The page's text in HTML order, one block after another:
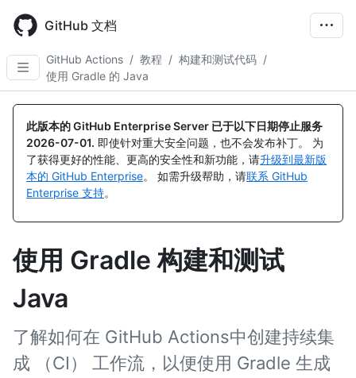
main
content
GitHub 文档
GitHub Actions / 教程 / 构建和测试代码 /
使用 Gradle 的 Java
此版本的 GitHub Enterprise Server 已于以下日期停止服务
2026-07-01. 即使针对重大安全问题，也不会发布补丁。 为
了获得更好的性能、更高的安全性和新功能，请升级到最新版
本的 GitHub Enterprise。 如需升级帮助，请联系 GitHub
Enterprise 支持。
使用 Gradle 构建和测试
Java
了解如何在 GitHub Actions中创建持续集
成 （CI） 工作流，以便使用 Gradle 生成